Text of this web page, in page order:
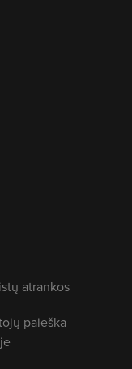
atrankos
paieška